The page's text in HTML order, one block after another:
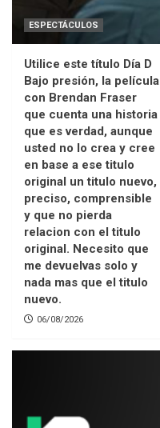
ESPECTÁCULOS
Utilice este título Día D
Bajo presión, la película
con Brendan Fraser
que cuenta una historia
que es verdad, aunque
usted no lo crea y cree
en base a ese titulo
original un titulo nuevo,
preciso, comprensible
y que no pierda
relacion con el titulo
original. Necesito que
me devuelvas solo y
nada mas que el titulo
nuevo.
06/08/2026